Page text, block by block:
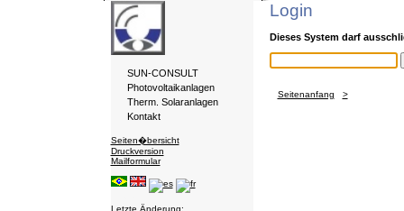
SUN-CONSULT
Photovoltaikanlagen
Therm. Solaranlagen
Kontakt
Seiten�bersicht
Druckversion
Mailformular
Letzte Änderung:
Login
Dieses System darf
Seitenanfang >